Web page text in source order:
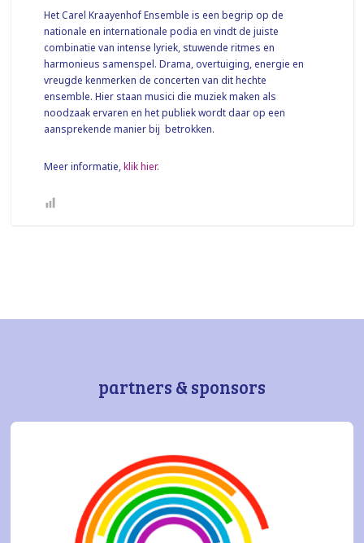
Het Carel Kraayenhof Ensemble is een begrip op de
nationale en internationale podia en vindt de juiste
combinatie van intense lyriek, stuwende ritmes en
harmonieus samenspel. Drama, overtuiging, energie en
vreugde kenmerken de concerten van dit hechte
ensemble. Hier staan musici die muziek maken als
noodzaak ervaren en het publiek wordt daar op een
aansprekende manier bij betrokken.
Meer informatie,klik hier.
partners & sponsors